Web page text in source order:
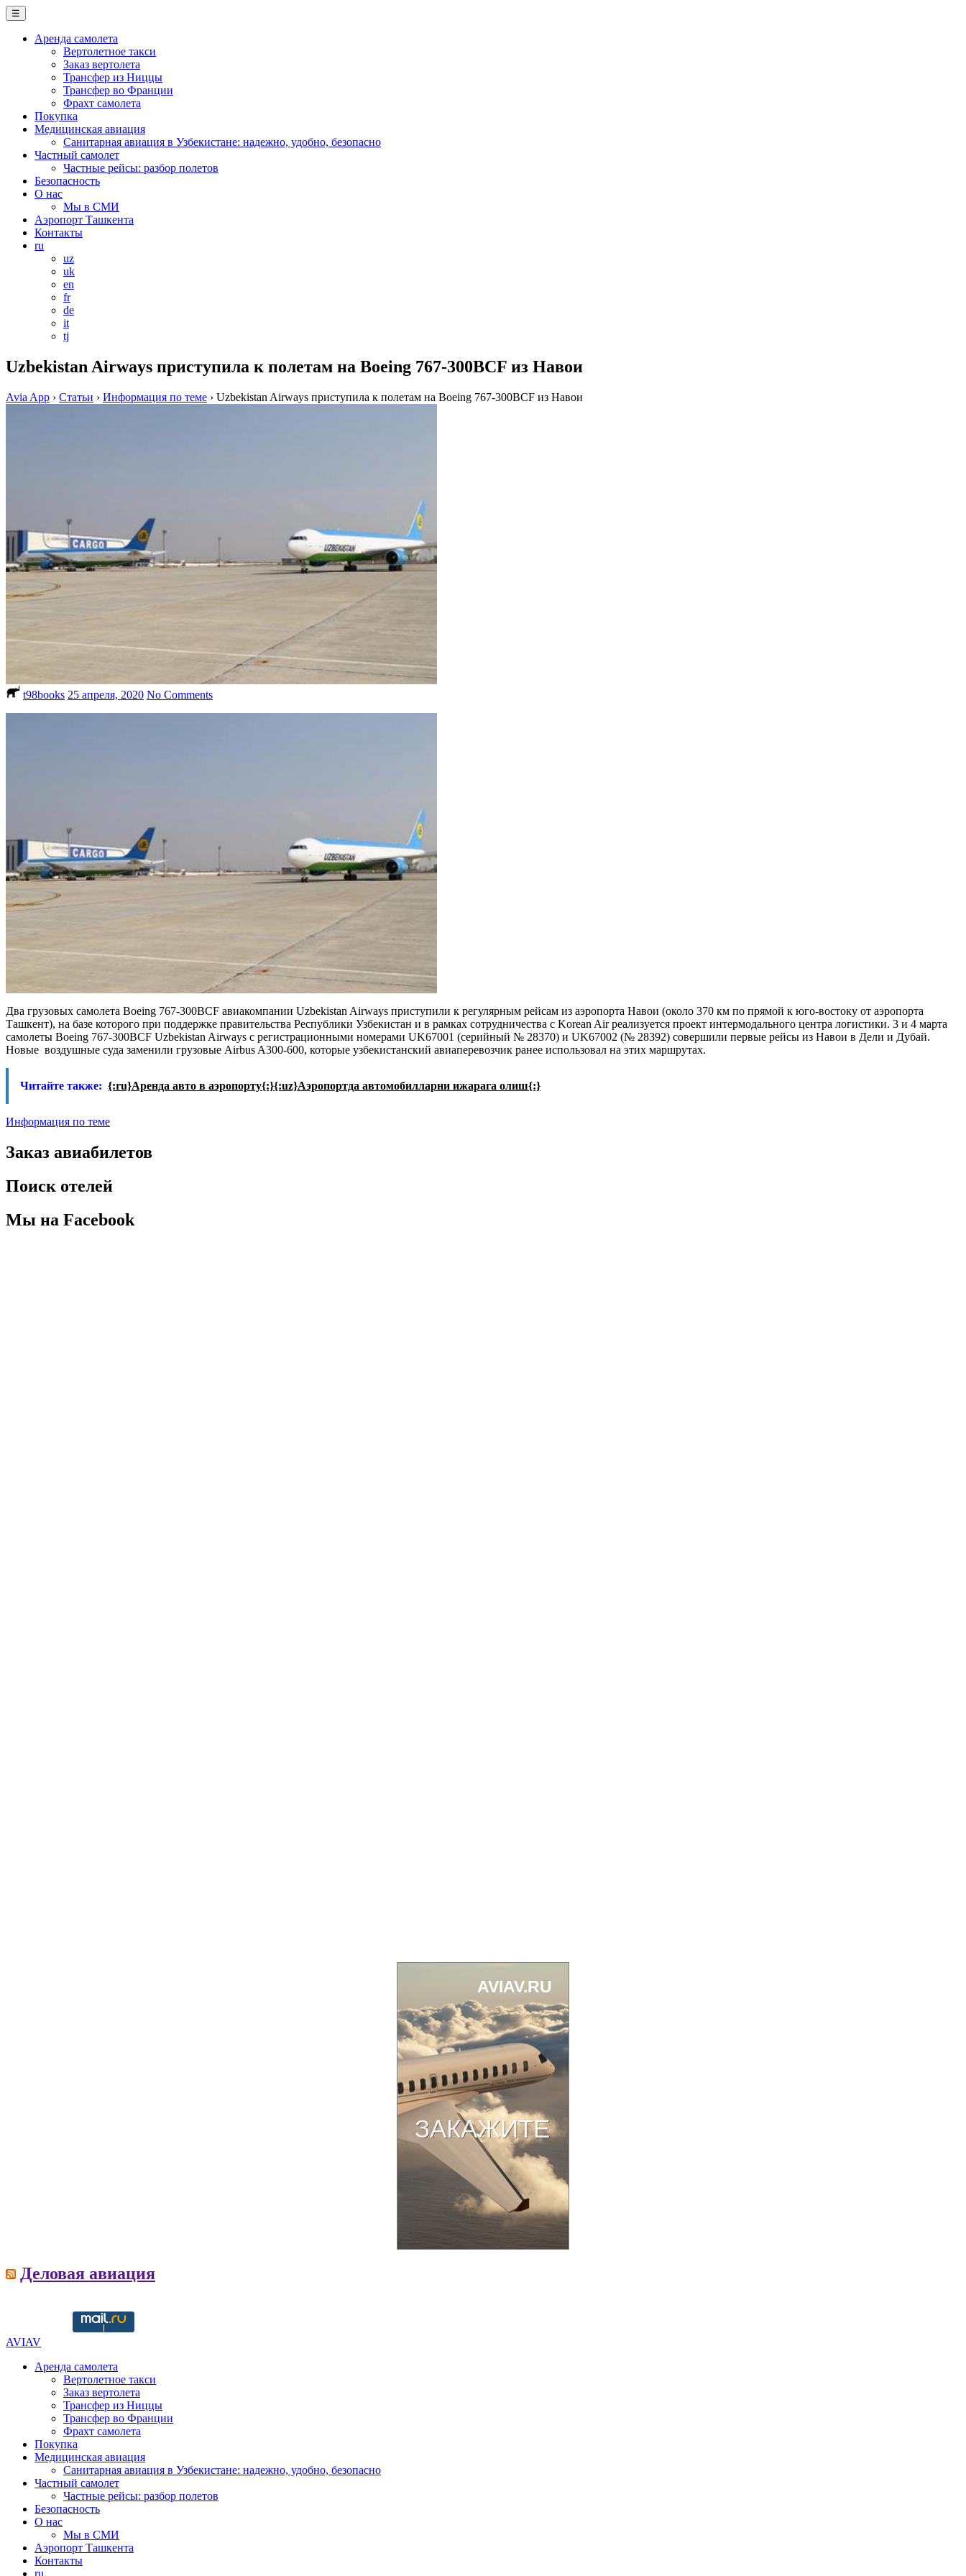
☰
Аренда самолета
Вертолетное такси
Заказ вертолета
Трансфер из Ниццы
Трансфер во Франции
Фрахт самолета
Покупка
Медицинская авиация
Санитарная авиация в Узбекистане: надежно, удобно, безопасно
Частный самолет
Частные рейсы: разбор полетов
Безопасность
О нас
Мы в СМИ
Аэропорт Ташкента
Контакты
ru
uz
uk
en
fr
de
it
tj
Uzbekistan Airways приступила к полетам на Boeing 767-300BCF из Навои
Avia App › Статьи › Информация по теме › Uzbekistan Airways приступила к полетам на Boeing 767-300BCF из Навои
t98books 25 апреля, 2020 No Comments
Два грузовых самолета Boeing 767-300BCF авиакомпании Uzbekistan Airways приступили к регулярным рейсам из аэропорта Навои (около 370 км по прямой к юго-востоку от аэропорта
Ташкент), на базе которого при поддержке правительства Республики Узбекистан и в рамках сотрудничества с Korean Air реализуется проект интермодального центра логистики. 3 и 4 марта
самолеты Boeing 767-300BCF Uzbekistan Airways с регистрационными номерами UK67001 (серийный № 28370) и UK67002 (№ 28392) совершили первые рейсы из Навои в Дели и Дубай.
Новые воздушные суда заменили грузовые Airbus A300-600, которые узбекистанский авиаперевозчик ранее использовал на этих маршрутах.
Читайте также: {:ru}Аренда авто в аэропорту{:}{:uz}Аэропортда автомобилларни ижарага олиш{:}
Информация по теме
Заказ авиабилетов
Поиск отелей
Мы на Facebook
Деловая авиация
AVIAV
Аренда самолета
Вертолетное такси
Заказ вертолета
Трансфер из Ниццы
Трансфер во Франции
Фрахт самолета
Покупка
Медицинская авиация
Санитарная авиация в Узбекистане: надежно, удобно, безопасно
Частный самолет
Частные рейсы: разбор полетов
Безопасность
О нас
Мы в СМИ
Аэропорт Ташкента
Контакты